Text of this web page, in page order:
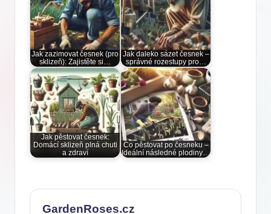
Jak zazimovat česnek (pro
sklizeň): Zajistěte si…
Jak daleko sázet česnek –
správné rozestupy pro…
Jak pěstovat česnek:
Domácí sklizeň plná chuti
a zdraví
Co pěstovat po česneku –
Ideální následné plodiny…
GardenRoses.cz